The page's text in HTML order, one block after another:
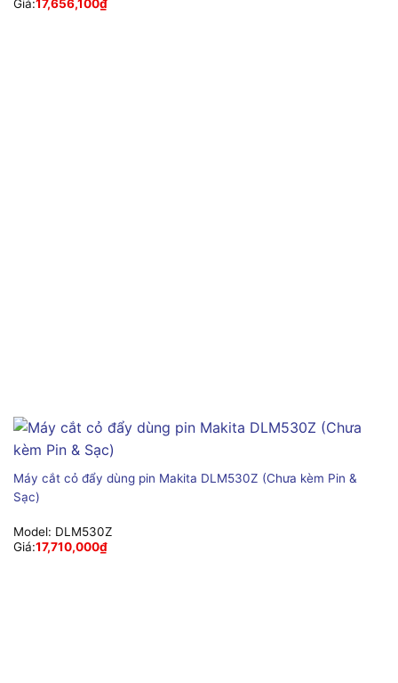
Giá:17,656,100₫
Máy cắt cỏ đẩy dùng pin Makita DLM530Z (Chưa kèm Pin &
Sạc)
Model: DLM530Z
Giá:17,710,000₫